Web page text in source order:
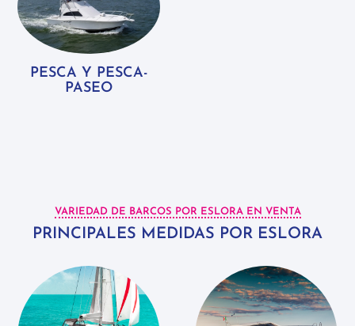
PESCA Y PESCA-
PASEO
VARIEDAD DE BARCOS POR ESLORA EN VENTA
PRINCIPALES MEDIDAS POR ESLORA